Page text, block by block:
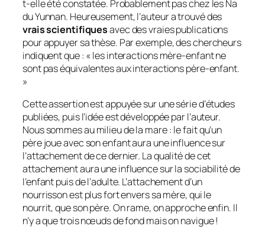
t-elle été constatée. Probablement pas chez les Na
du Yunnan. Heureusement, l’auteur a trouvé des
vrais scientifiquesavec des vraies publications
pour appuyer sa thèse. Par exemple, des chercheurs
indiquent que : «les interactions mère-enfant ne
sont pas équivalentes aux interactions père-enfant.
»
Cette assertion est appuyée sur une série d’études
publiées, puis l’idée est développée par l’auteur.
Nous sommes au milieu de la mare : le fait qu’un
père joue avec son enfant aura une influence sur
l’attachement de ce dernier. La qualité de cet
attachement aura une influence sur la sociabilité de
l’enfant puis de l’adulte. L’attachement d’un
nourrisson est plus fort envers sa mère, qui le
nourrit, que son père. On rame, on approche enfin. Il
n’y a que trois nœuds de fond mais on navigue !